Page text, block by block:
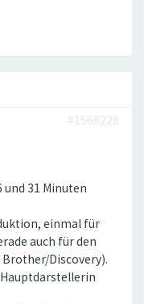
#1568228
31 Minuten
einmal für
auch für den
Discovery).